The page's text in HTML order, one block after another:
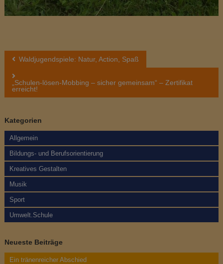
B
i
t
r
a
g
s
n
a
v
Waldjugendspiele: Natur, Action, Spaß
„Schulen-lösen-Mobbing – sicher gemeinsam“ – Zertifikat
erreicht!
Kategorien
Allgemein
Bildungs- und Berufsorientierung
Kreatives Gestalten
Musik
Sport
Umwelt.Schule
Neueste Beiträge
Ein tränenreicher Abschied